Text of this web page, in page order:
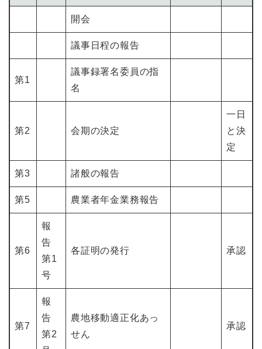
開会
議事日程の報告
第1
議事録署名委員の指
名
第2 会期の決定
一日
と決
定
第3 諸般の報告
第5 農業者年金業務報告
第6
報
告
第1
号
各証明の発行 承認
第7
報
告
第2
農地移動適正化あっ
せん
承認